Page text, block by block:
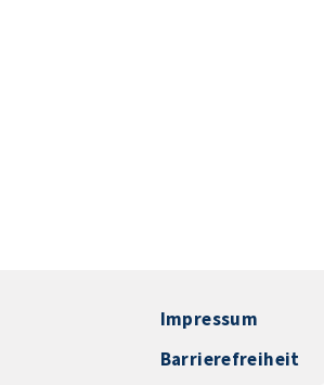
Impressum
Barrierefreiheit